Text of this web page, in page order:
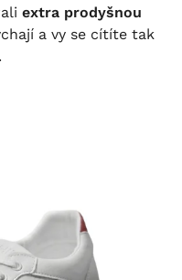
extra prodyšnou
a vy se cítíte tak